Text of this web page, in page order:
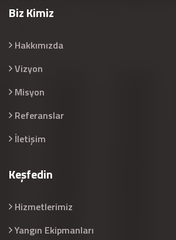
Biz Kimiz
Hakkımızda
Vizyon
Misyon
Referanslar
İletişim
Keşfedin
Hizmetlerimiz
Yangın Ekipmanları